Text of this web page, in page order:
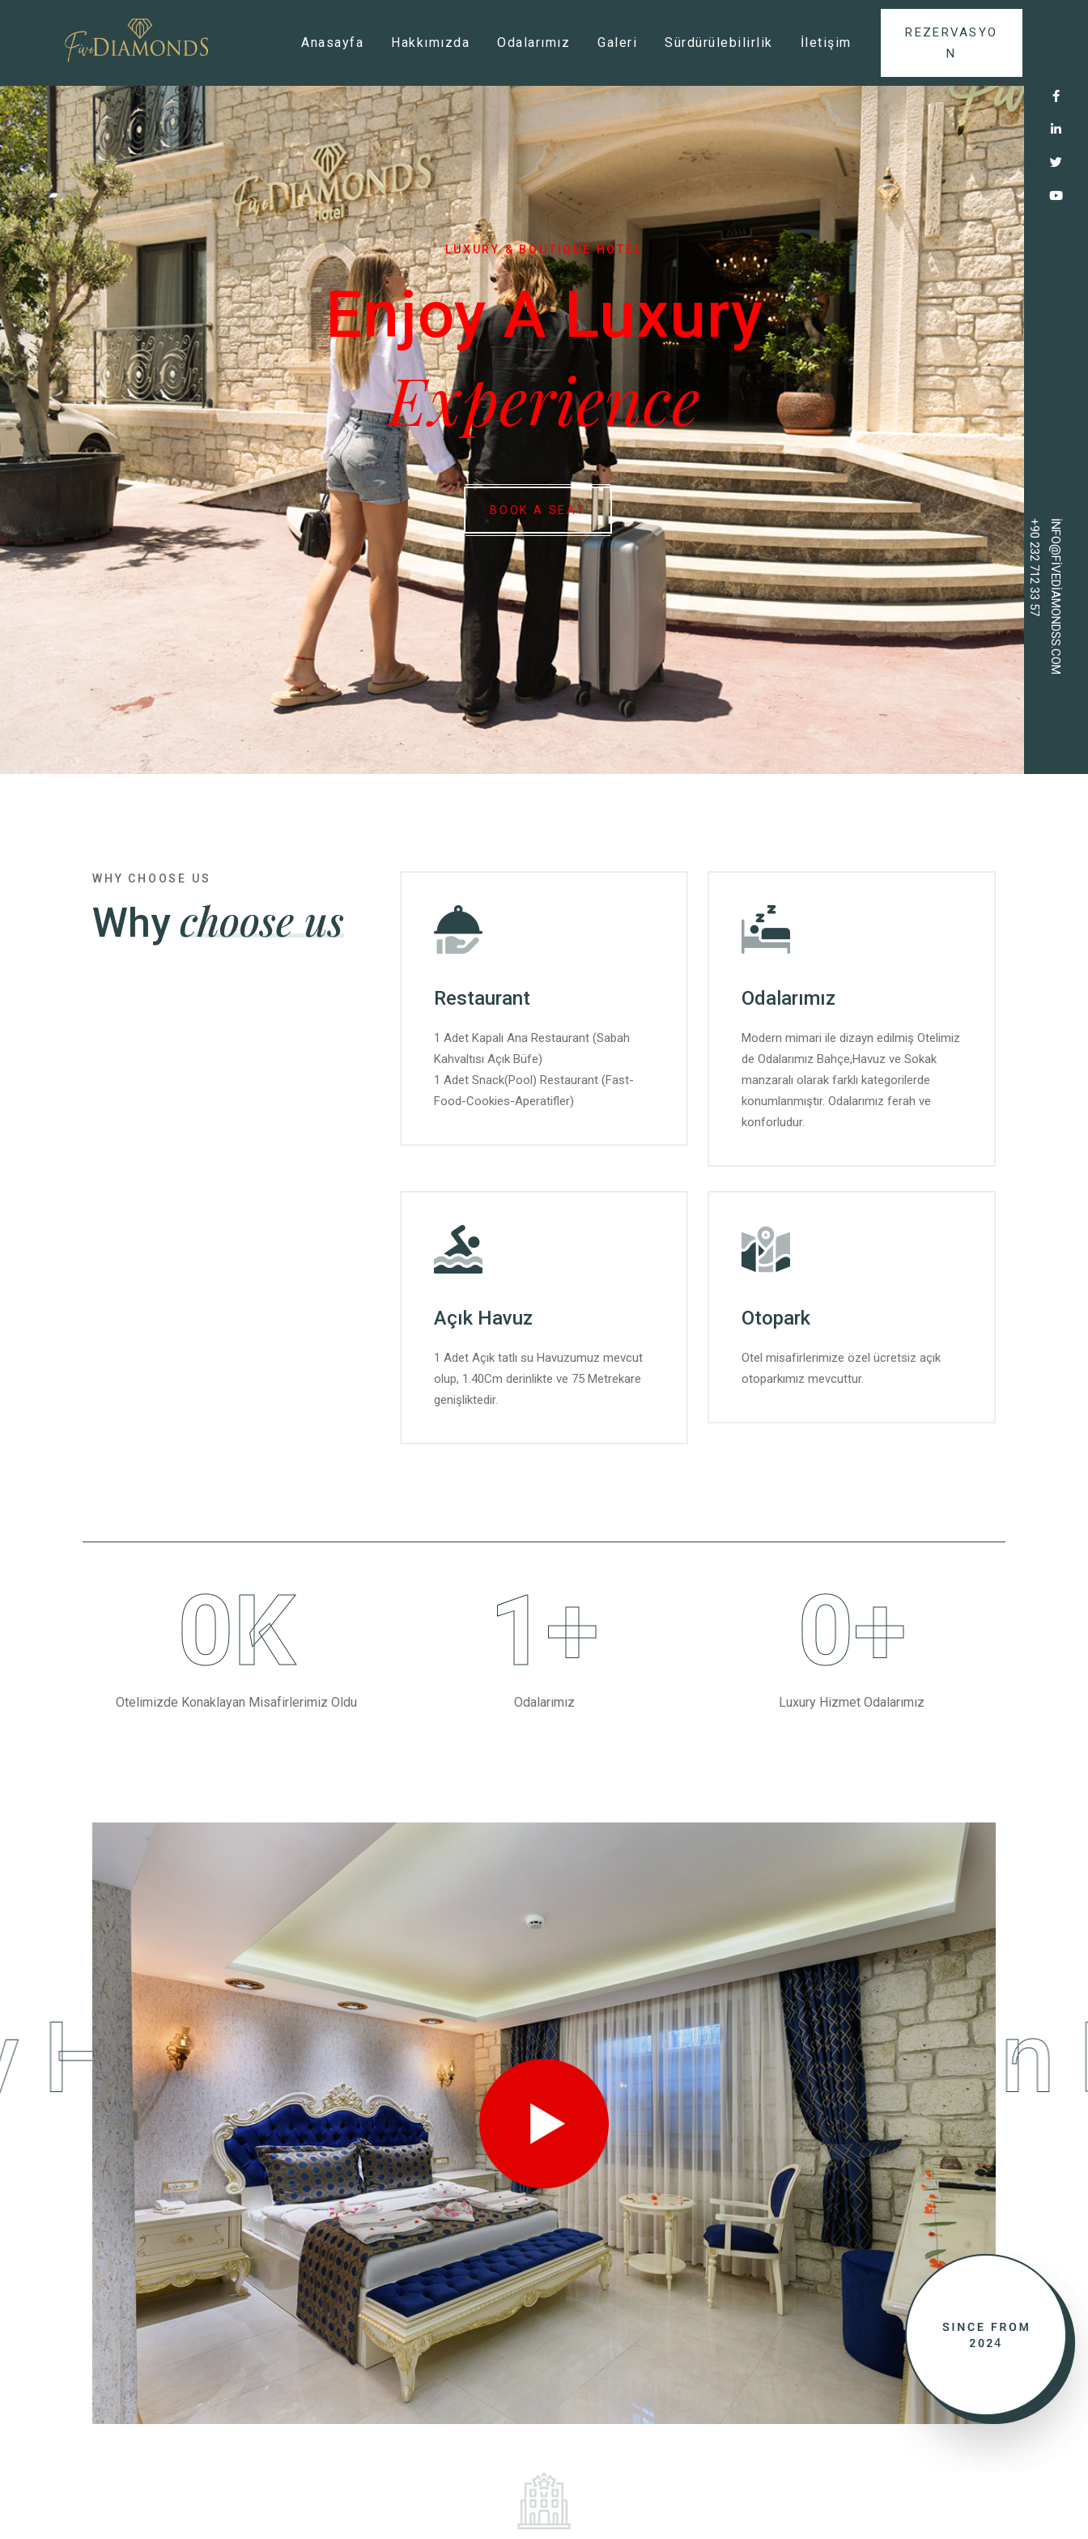
Anasayfa Hakkımızda Odalarımız Galeri Sürdürülebilirlik İletişim
REZERVASYO
N
INFO@FIVEDIAMONDSS.COM
+90 232 712 33 57
LUXURY & BOUTIQUE HOTEL
Enjoy A Luxury
Experience
BOOK A SEAT
WHY CHOOSE US
Whychoose us
Restaurant
1 Adet Kapalı Ana Restaurant (Sabah
Kahvaltısı Açık Büfe)
1 Adet Snack(Pool) Restaurant (Fast-
Food-Cookies-Aperatifler)
Odalarımız
Modern mimari ile dizayn edilmiş Otelimiz
de Odalarımız Bahçe,Havuz ve Sokak
manzaralı olarak farklı kategorilerde
konumlanmıştır. Odalarımız ferah ve
konforludur.
Açık Havuz
1 Adet Açık tatlı su Havuzumuz mevcut
olup, 1.40Cm derinlikte ve 75 Metrekare
genişliktedir.
Otopark
Otel misafirlerimize özel ücretsiz açık
otoparkımız mevcuttur.
0K
Otelimizde Konaklayan Misafirlerimiz Oldu
1+
Odalarımız
0+
Luxury Hizmet Odalarımız
/ Quality Living In